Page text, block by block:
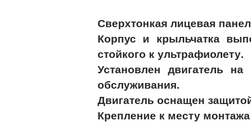
Сверхтонкая лицевая
Корпус и крыльчатка
стойкого к ультрафиолету.
Установлен двигатель
обслуживания.
Двигатель оснащен
Крепление к месту